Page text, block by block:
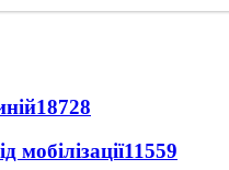
18728
мобілізації11559